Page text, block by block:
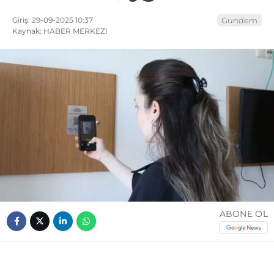
Giriş: 29-09-2025 10:37
Kaynak: HABER MERKEZI
Gündem
ABONE OL